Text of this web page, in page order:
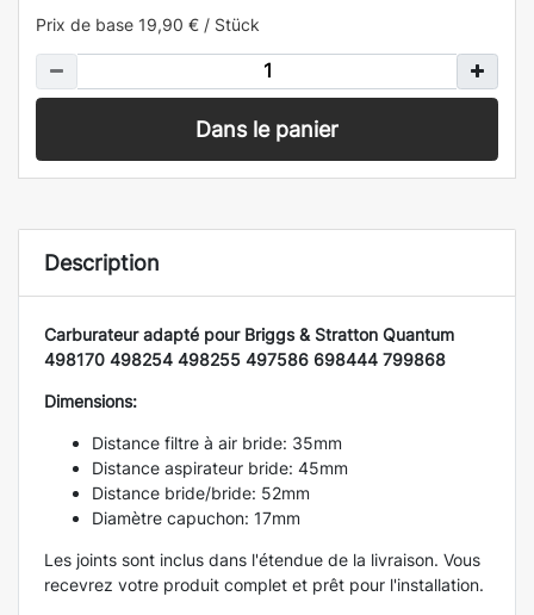
Prix de base 19,90 € / Stück
Dans le panier
Description
Carburateur adapté pour Briggs & Stratton Quantum
498170 498254 498255 497586 698444 799868
Dimensions:
Distance filtre à air bride: 35mm
Distance aspirateur bride: 45mm
Distance bride/bride: 52mm
Diamètre capuchon: 17mm
Les joints sont inclus dans l'étendue de la livraison. Vous
recevrez votre produit complet et prêt pour l'installation.